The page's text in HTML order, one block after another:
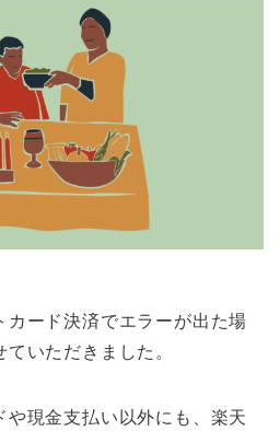
カード決済でエラーが出た場
いただきました。
現金支払い以外にも、楽天